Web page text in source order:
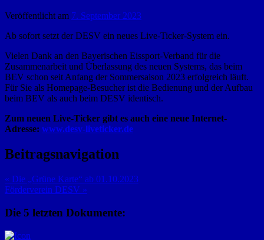
Veröffentlicht am 7. September 2023
Ab sofort setzt der DESV ein neues Live-Ticker-System ein.
Vielen Dank an den Bayerischen Eissport-Verband für die
Zusammenarbeit und Überlassung des neuen Systems, das beim
BEV schon seit Anfang der Sommersaison 2023 erfolgreich läuft.
Für Sie als Homepage-Besucher ist die Bedienung und der Aufbau
beim BEV als auch beim DESV identisch.
Zum neuen Live-Ticker gibt es auch eine neue Internet-
Adresse: www.desv-liveticker.de
Beitragsnavigation
« Die „Grüne Karte“ ab 01.10.2023
Förderverein DESV »
Die 5 letzten Dokumente: